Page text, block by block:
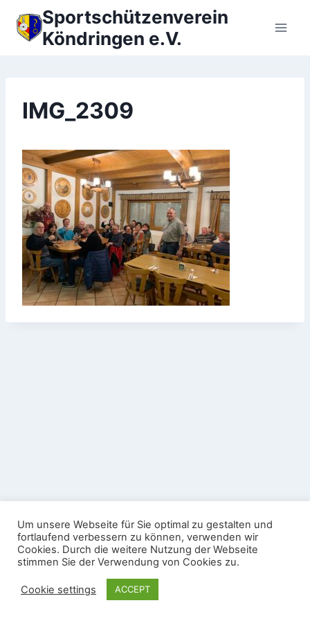
Inhalt
springen
Sportschützenverein
Köndringen e.V.
IMG_2309
Nutzungsbedingungen Gäste-WLAN
© 2026 Sportschützenverein Köndringen e.V. -
WordPress Theme von
Um unsere Webseite für Sie optimal zu gestalten und
fortlaufend verbessern zu können, verwenden wir
Cookies. Durch die weitere Nutzung der Webseite
stimmen Sie der Verwendung von Cookies zu.
Cookie settings ACCEPT